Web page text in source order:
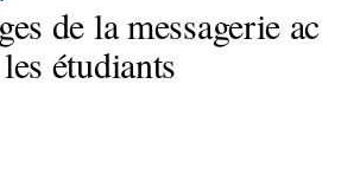
de la messagerie ac
étudiants